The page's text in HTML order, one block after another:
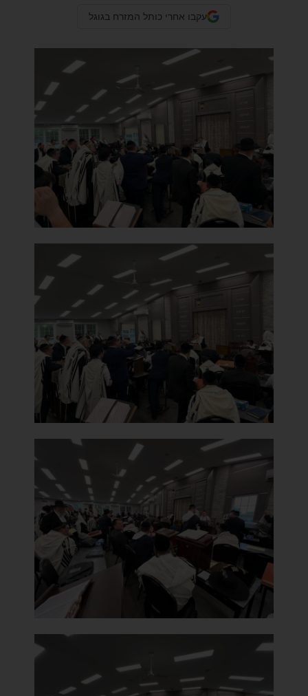
עקבו אחרי כותל המזרח בגוגל